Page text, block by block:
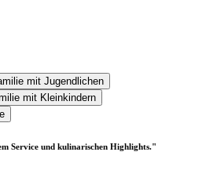
mit Jugendlichen
mit Kleinkindern
Service und kulinarischen Highlights."